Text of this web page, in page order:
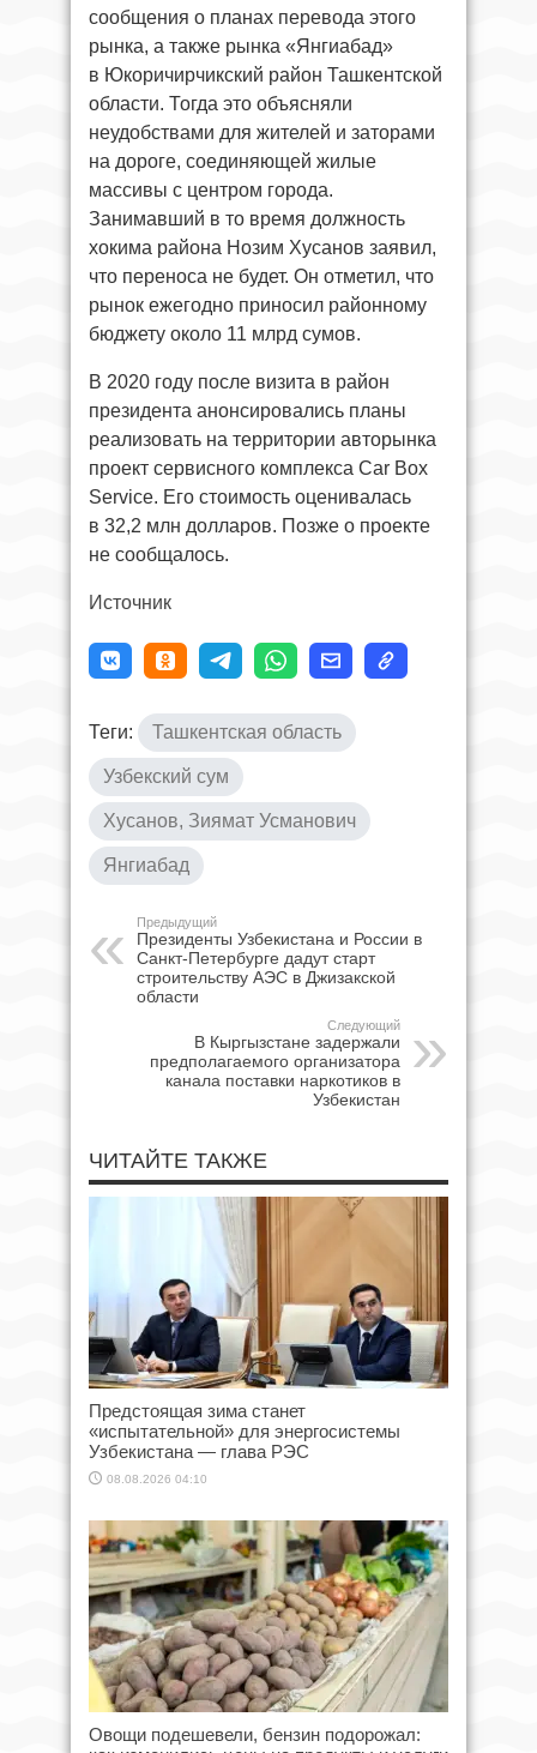
сообщения о планах перевода этого
рынка, а также рынка «Янгиабад»
в Юкоричирчикский район Ташкентской
области. Тогда это объясняли
неудобствами для жителей и заторами
на дороге, соединяющей жилые
массивы с центром города.
Занимавший в то время должность
хокима района Нозим Хусанов заявил,
что переноса не будет. Он отметил, что
рынок ежегодно приносил районному
бюджету около 11 млрд сумов.
В 2020 году после визита в район
президента анонсировались планы
реализовать на территории авторынка
проект сервисного комплекса Car Box
Service. Его стоимость оценивалась
в 32,2 млн долларов. Позже о проекте
не сообщалось.
Источник
Теги: Ташкентская область
Узбекский сум
Хусанов, Зиямат Усманович
Янгиабад
Предыдущий
Президенты Узбекистана и России в
Санкт-Петербурге дадут старт
строительству АЭС в Джизакской
области
Следующий
В Кыргызстане задержали
предполагаемого организатора
канала поставки наркотиков в
Узбекистан
ЧИТАЙТЕ ТАКЖЕ
Предстоящая зима станет
«испытательной» для энергосистемы
Узбекистана — глава РЭС
08.08.2026 04:10
Овощи подешевели, бензин подорожал: